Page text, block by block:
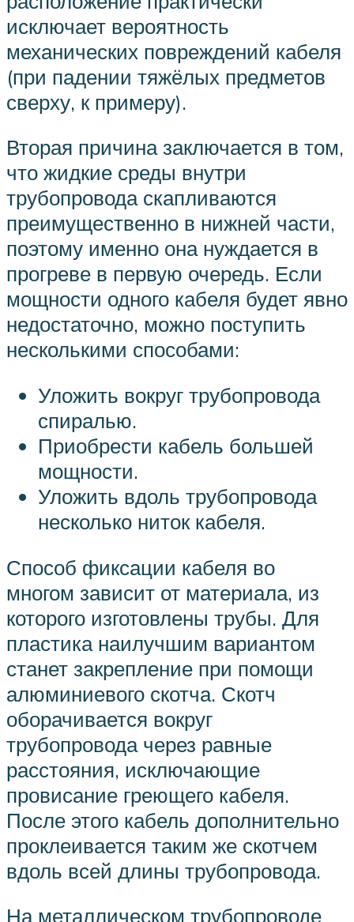
исключает вероятность
механических повреждений кабеля
(при падении тяжёлых предметов
сверху, к примеру).
Вторая причина заключается в том,
что жидкие среды внутри
трубопровода скапливаются
преимущественно в нижней части,
поэтому именно она нуждается в
прогреве в первую очередь. Если
мощности одного кабеля будет явно
недостаточно, можно поступить
несколькими способами:
Уложить вокруг трубопровода
спиралью.
Приобрести кабель большей
мощности.
Уложить вдоль трубопровода
несколько ниток кабеля.
Способ фиксации кабеля во
многом зависит от материала, из
которого изготовлены трубы. Для
пластика наилучшим вариантом
станет закрепление при помощи
алюминиевого скотча. Скотч
оборачивается вокруг
трубопровода через равные
расстояния, исключающие
провисание греющего кабеля.
После этого кабель дополнительно
проклеивается таким же скотчем
вдоль всей длины трубопровода.
На металлическом трубопроводе